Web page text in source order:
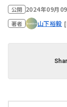
公開 2024年09月
著者 山下裕毅